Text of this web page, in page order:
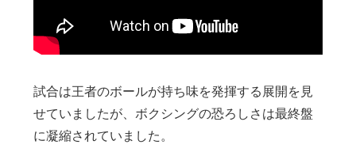
試合は王者のボールが持ち味を発揮する展開を見
せていましたが、ボクシングの恐ろしさは最終盤
に凝縮されていました。